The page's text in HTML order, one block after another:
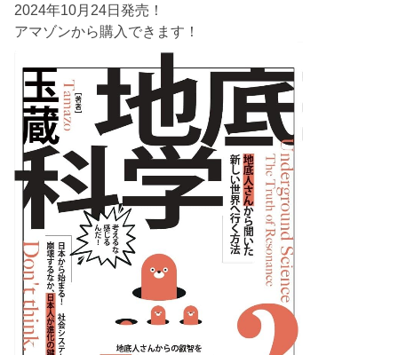
2024年10月24日発売！
アマゾンから購入できます！